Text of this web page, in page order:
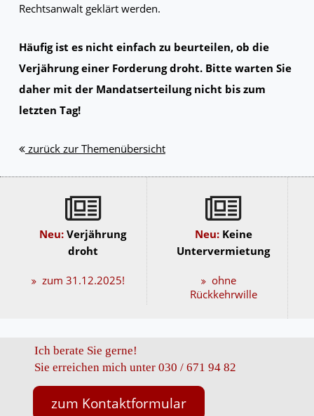
Rechtsanwalt geklärt werden.
Häufig ist es nicht einfach zu beurteilen, ob die
Verjährung einer Forderung droht. Bitte warten Sie
daher mit der Mandatserteilung nicht bis zum
letzten Tag!
zurück zur Themenübersicht
Neu:Verjährung
droht
zum 31.12.2025!
Neu: Keine
Untervermietung
ohne
Rückkehrwille
Ich berate Sie gerne!
Sie erreichen mich unter 030 / 671 94 82
zum Kontaktformular